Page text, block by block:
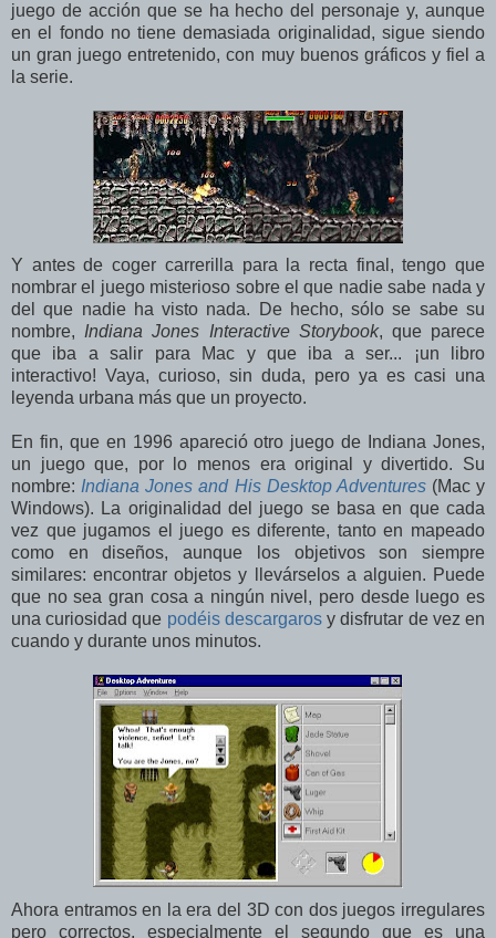
juego de acción que se ha hecho del personaje y, aunque
en el fondo no tiene demasiada originalidad, sigue siendo
un gran juego entretenido, con muy buenos gráficos y fiel a
la serie.
Y antes de coger carrerilla para la recta final, tengo que
nombrar el juego misterioso sobre el que nadie sabe nada y
del que nadie ha visto nada. De hecho, sólo se sabe su
nombre, Indiana Jones Interactive Storybook, que parece
que iba a salir para Mac y que iba a ser... ¡un libro
interactivo! Vaya, curioso, sin duda, pero ya es casi una
leyenda urbana más que un proyecto.
En fin, que en 1996 apareció otro juego de Indiana Jones,
un juego que, por lo menos era original y divertido. Su
nombre: Indiana Jones and His Desktop Adventures(Mac y
Windows). La originalidad del juego se basa en que cada
vez que jugamos el juego es diferente, tanto en mapeado
como en diseños, aunque los objetivos son siempre
similares: encontrar objetos y llevárselos a alguien. Puede
que no sea gran cosa a ningún nivel, pero desde luego es
una curiosidad que podéis descargarosy disfrutar de vez en
cuando y durante unos minutos.
Ahora entramos en la era del 3D con dos juegos irregulares
pero correctos, especialmente el segundo que es una